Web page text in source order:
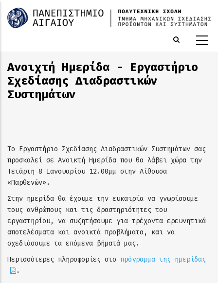
Παράκαμψη
προς
Ανοιχτή Ημερίδα - Εργαστήριο
Σχεδίασης Διαδραστικών
Συστημάτων
Το Εργαστήριο Σχεδίασης Διαδραστικών Συστημάτων σας
προσκαλεί σε Ανοικτή Ημερίδα που θα λάβει χώρα την
Τετάρτη 8 Ιανουαρίου 12.00μμ στην Αίθουσα
«Παρθενών».
Στην ημερίδα θα έχουμε την ευκαιρία να γνωρίσουμε
τους ανθρώπους και τις δραστηριότητες του
εργαστηρίου, να συζητήσουμε για τρέχοντα ερευνητικά
αποτελέσματα και ανοικτά προβλήματα, και να
σχεδιάσουμε τα επόμενα βήματά μας.
Περισσότερες πληροφορίες στο πρόγραμμα της ημερίδας
.